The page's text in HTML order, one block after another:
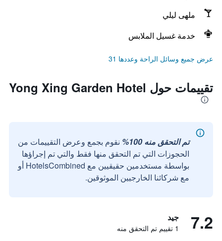
ملهى ليلي
خدمة غسيل الملابس
عرض جميع وسائل الراحة وعددها 31
تقييمات حول Yong Xing Garden Hotel
تم التحقق منه 100%
نقوم بجمع وعرض التقييمات من
الحجوزات التي تم التحقق منها فقط والتي تم إجراؤها
بواسطة مستخدمين حقيقيين مع HotelsCombined أو
مع شركائنا الخارجيين الموثوقين.
7.2 جيد
1 تقييم تم التحقق منه